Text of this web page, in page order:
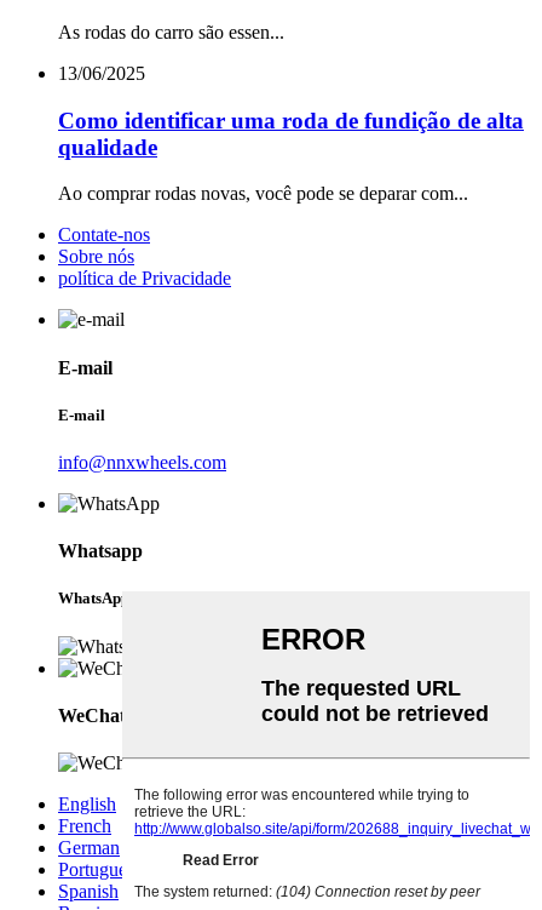
As rodas do carro são essen...
13/06/2025
Como identificar uma roda de fundição de alta
qualidade
Ao comprar rodas novas, você pode se deparar com...
Contate-nos
Sobre nós
política de Privacidade
E-mail
E-mail
info@nnxwheels.com
Whatsapp
WhatsApp
WeChat
English
French
German
Portuguese
Spanish